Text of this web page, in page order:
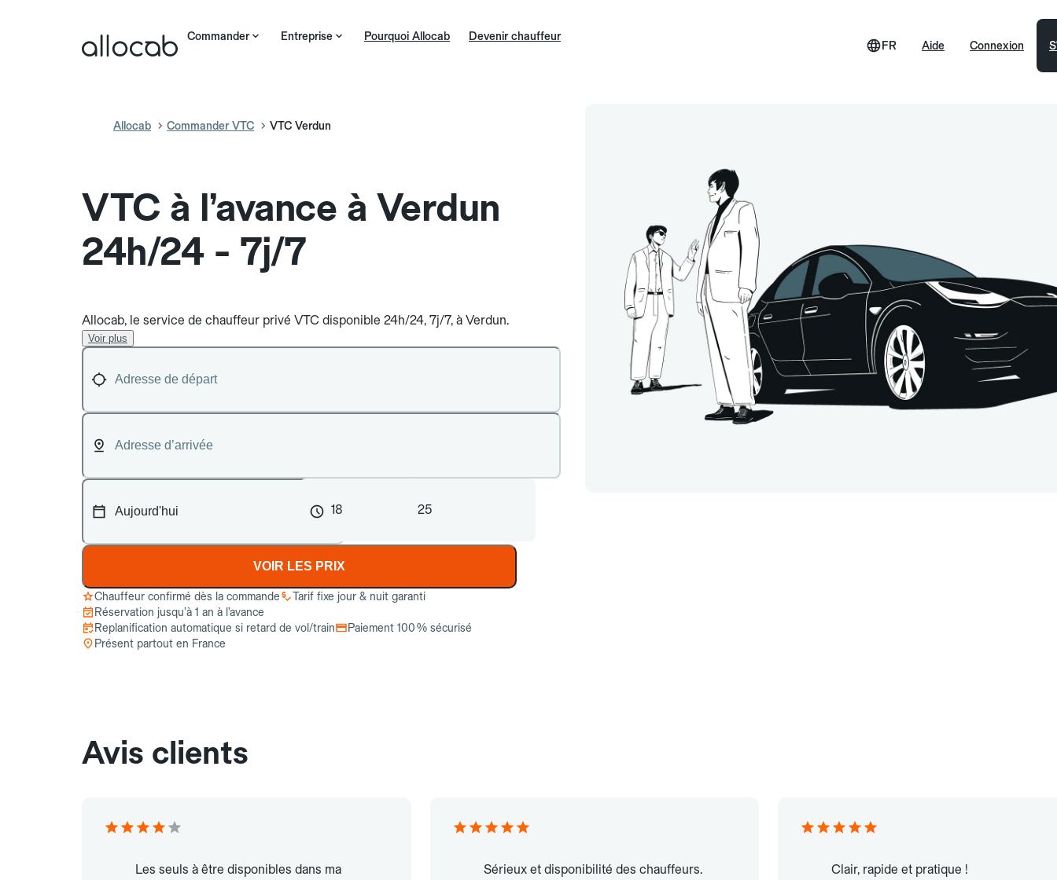
Commander Entreprise Pourquoi Allocab Devenir chauffeur
Aide
FR Connexion
Allocab Commander VTC VTC Verdun
VTC à l’avance à Verdun
24h/24 - 7j/7
Allocab, le service de chauffeur privé VTC disponible 24h/24, 7j/7, à Verdun.
Voir plus
18 25
VOIR LES PRIX
Chauffeur confirmé dès la commande
Tarif fixe jour & nuit garanti
Réservation jusqu’à 1 an à l’avance
Replanification automatique si retard de vol/train
Paiement 100 % sécurisé
Présent partout en France
Avis clients
Les seuls à être disponibles dans ma
Sérieux et disponibilité des chauffeurs. Clair, rapide et pratique !